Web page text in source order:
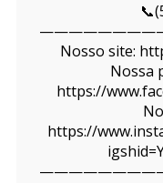
Nosso site:
Nossa
https://
https://